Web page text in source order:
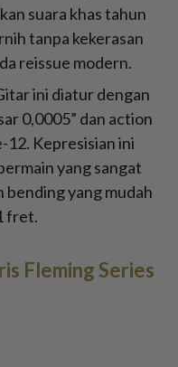
suara khas tahun
tanpa kekerasan
reissue modern.
ini diatur dengan
0,0005” dan action
12. Kepresisian ini
yang sangat
bending yang mudah
fret.
Fleming Series